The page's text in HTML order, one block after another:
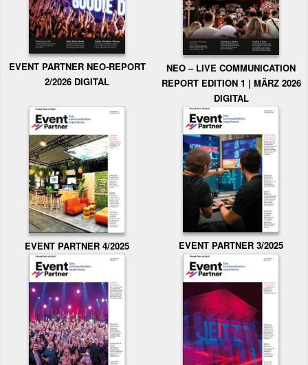
EVENT PARTNER NEO-REPORT
2/2026 DIGITAL
NEO – LIVE COMMUNICATION
REPORT EDITION 1 | MÄRZ 2026
DIGITAL
EVENT PARTNER 4/2025 EVENT PARTNER 3/2025